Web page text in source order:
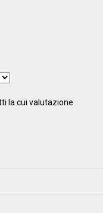
la cui valutazione